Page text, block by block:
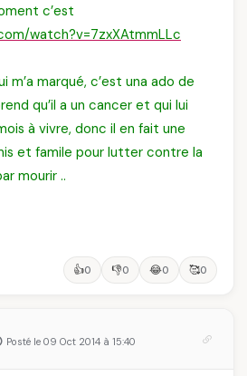
c’est
watch?v=7zxXAtmmLLc
m’a marqué, c’est una ado de
qu’il a un cancer et qui lui
à vivre, donc il en fait une
et famile pour lutter contre la
mourir ..
👍0 👎0 😂0 🥰0
Posté le 09 Oct 2014 à 15:40